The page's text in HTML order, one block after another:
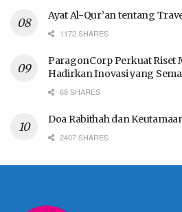
Ayat Al-Qur’an tentang
1172 SHARES
ParagonCorp Perkuat Riset
Hadirkan Inovasi yang
68 SHARES
Doa Rabithah dan
2407 SHARES